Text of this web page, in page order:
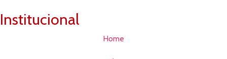
Institucional
Home